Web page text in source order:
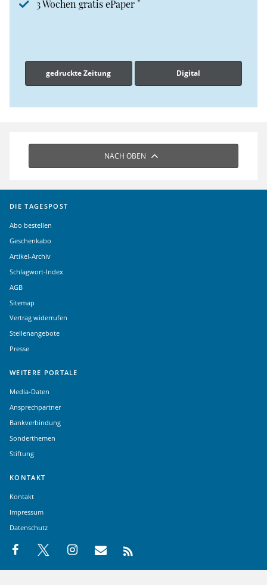
3 Wochen gratis ePaper
gedruckte Zeitung Digital
NACH OBEN
DIE TAGESPOST
Abo bestellen
Geschenkabo
Artikel-Archiv
Schlagwort-Index
AGB
Sitemap
Vertrag widerrufen
Stellenangebote
Presse
WEITERE PORTALE
Media-Daten
Ansprechpartner
Bankverbindung
Sonderthemen
Stiftung
KONTAKT
Kontakt
Impressum
Datenschutz